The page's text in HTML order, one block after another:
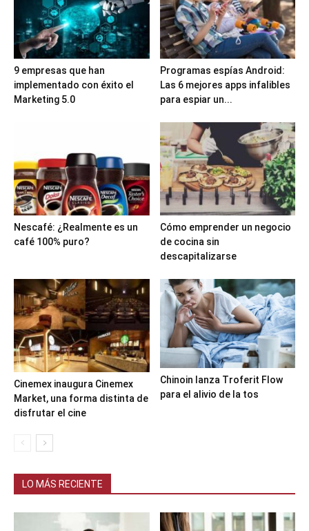
9 empresas que han
implementado con éxito el
Marketing 5.0
Programas espías Android:
Las 6 mejores apps infalibles
para espiar un...
Nescafé: ¿Realmente es un
café 100% puro?
Cómo emprender un negocio
de cocina sin
descapitalizarse
Cinemex inaugura Cinemex
Market, una forma distinta de
disfrutar el cine
Chinoin lanza Troferit Flow
para el alivio de la tos
LO MÁS RECIENTE